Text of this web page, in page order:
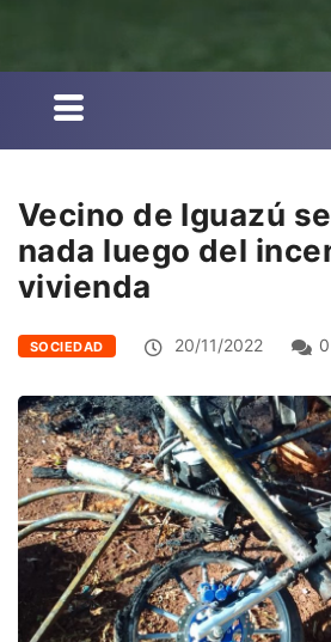
Vecino de Iguazú
nada luego del
vivienda
SOCIEDAD 20/11/2022 0